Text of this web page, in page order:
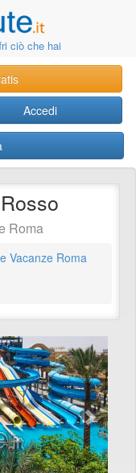
ciò che hai
Accedi
Roma
Vacanze Roma